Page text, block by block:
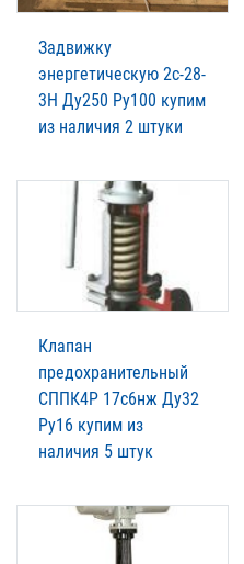
Задвижку
энергетическую 2с-28-
3Н Ду250 Ру100 купим
из наличия 2 штуки
Клапан
предохранительный
СППК4Р 17с6нж Ду32
Ру16 купим из
наличия 5 штук